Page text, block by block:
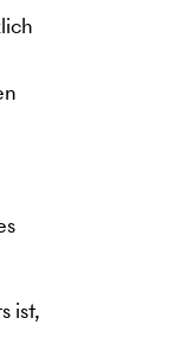
ist,